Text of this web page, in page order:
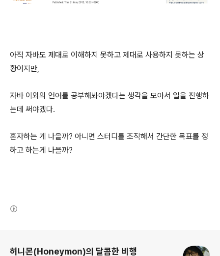
아직 자바도 제대로 이해하지 못하고 제대로 사용하지 못하는 상
황이지만,
자바 이외의 언어를 공부해봐야겠다는 생각을 모아서 일을 진행하
는데 써야겠다.
혼자하는 게 나을까? 아니면 스터디를 조직해서 간단한 목표를 정
하고 하는게 나을까?
허니몬(Honeymon)의 달콤한 비행